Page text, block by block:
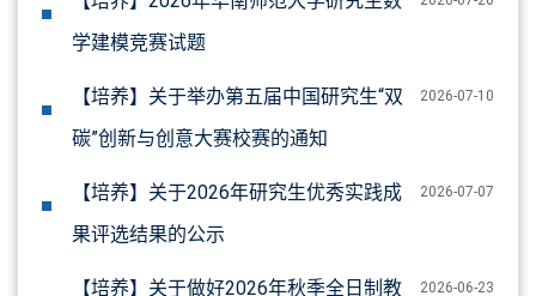
学建模竞赛试题
2026-07-10
【培养】关于举办第五届中国研究生“双
碳”创新与创意大赛校赛的通知
2026-07-07
【培养】关于2026年研究生优秀实践成
果评选结果的公示
2026-06-23
【培养】关于做好2026年秋季全日制教